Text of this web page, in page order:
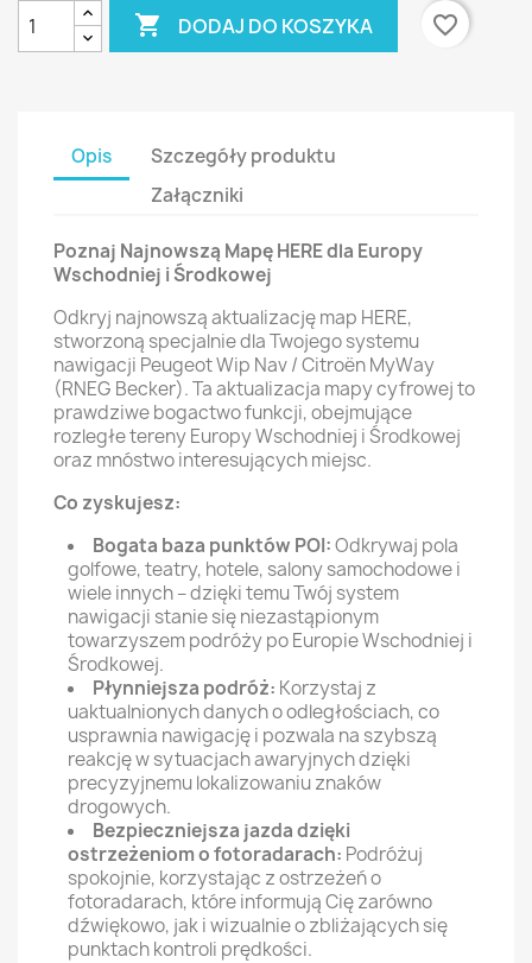
 DODAJ DO KOSZYKA favorite_border
Opis
Szczegóły produktu
Załączniki
Poznaj Najnowszą Mapę HERE dla Europy
Wschodniej i Środkowej
Odkryj najnowszą aktualizację map HERE,
stworzoną specjalnie dla Twojego systemu
nawigacji Peugeot Wip Nav / Citroën MyWay
(RNEG Becker). Ta aktualizacja mapy cyfrowej to
prawdziwe bogactwo funkcji, obejmujące
rozległe tereny Europy Wschodniej i Środkowej
oraz mnóstwo interesujących miejsc.
Co zyskujesz:
Bogata baza punktów POI:Odkrywaj pola
golfowe, teatry, hotele, salony samochodowe i
wiele innych – dzięki temu Twój system
nawigacji stanie się niezastąpionym
towarzyszem podróży po Europie Wschodniej i
Środkowej.
Płynniejsza podróż: Korzystaj z
uaktualnionych danych o odległościach, co
usprawnia nawigację i pozwala na szybszą
reakcję w sytuacjach awaryjnych dzięki
precyzyjnemu lokalizowaniu znaków
drogowych.
Bezpieczniejsza jazda dzięki
ostrzeżeniom o fotoradarach: Podróżuj
spokojnie, korzystając z ostrzeżeń o
fotoradarach, które informują Cię zarówno
dźwiękowo, jak i wizualnie o zbliżających się
punktach kontroli prędkości.